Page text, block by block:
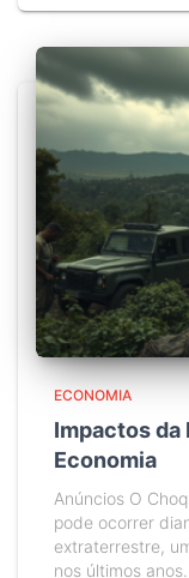
ECONOMIA
Impactos da
Economia
Anúncios O
pode ocorrer
extraterrestre,
nos últimos